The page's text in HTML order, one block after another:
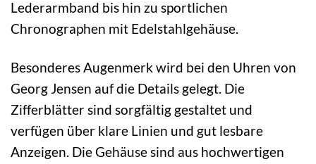
Lederarmband bis hin zu sportlichen
Chronographen mit Edelstahlgehäuse.
Besonderes Augenmerk wird bei den Uhren von
Georg Jensen auf die Details gelegt. Die
Zifferblätter sind sorgfältig gestaltet und
verfügen über klare Linien und gut lesbare
Anzeigen. Die Gehäuse sind aus hochwertigen